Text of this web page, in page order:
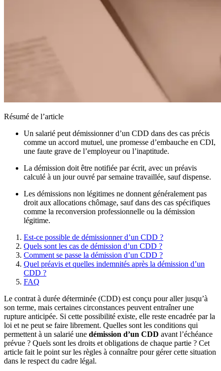
Résumé de l’article
Un salarié peut démissionner d’un CDD dans des cas précis
comme un accord mutuel, une promesse d’embauche en CDI,
une faute grave de l’employeur ou l’inaptitude.
La démission doit être notifiée par écrit, avec un préavis
calculé à un jour ouvré par semaine travaillée, sauf dispense.
Les démissions non légitimes ne donnent généralement pas
droit aux allocations chômage, sauf dans des cas spécifiques
comme la reconversion professionnelle ou la démission
légitime.
Est-ce possible de démissionner d’un CDD ?
Quels sont les cas de démission d’un CDD ?
Comment se passe la démission d’un CDD ?
Quel préavis et quelles indemnités après la démission d’un
CDD ?
FAQ
Le contrat à durée déterminée (CDD) est conçu pour aller jusqu’à
son terme, mais certaines circonstances peuvent entraîner une
rupture anticipée. Si cette possibilité existe, elle reste encadrée par la
loi et ne peut se faire librement. Quelles sont les conditions qui
permettent à un salarié une démission d’un CDD avant l’échéance
prévue ? Quels sont les droits et obligations de chaque partie ? Cet
article fait le point sur les règles à connaître pour gérer cette situation
dans le respect du cadre légal.